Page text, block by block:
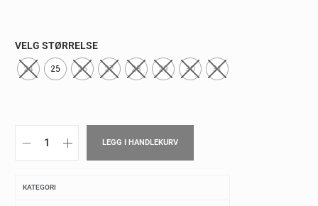
VELG STØRRELSE
24 25 26 27 28 29 30 31
LEGG I HANDLEKURV
KATEGORI